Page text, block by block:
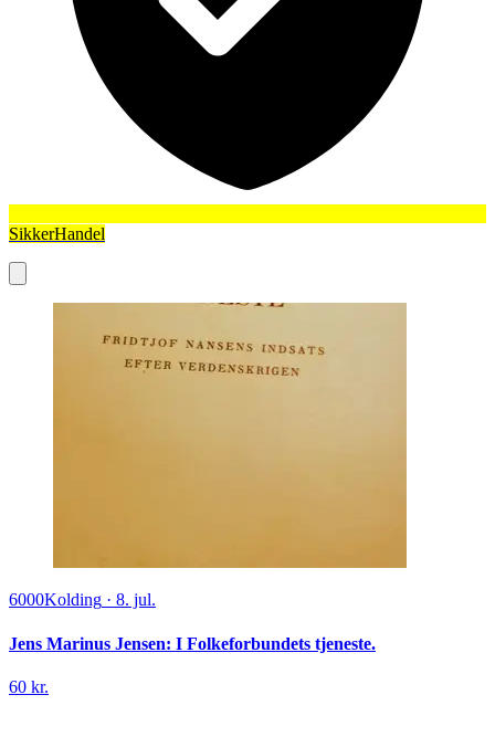
SikkerHandel
6000Kolding · 8. jul.
Jens Marinus Jensen: I Folkeforbundets tjeneste.
60 kr.